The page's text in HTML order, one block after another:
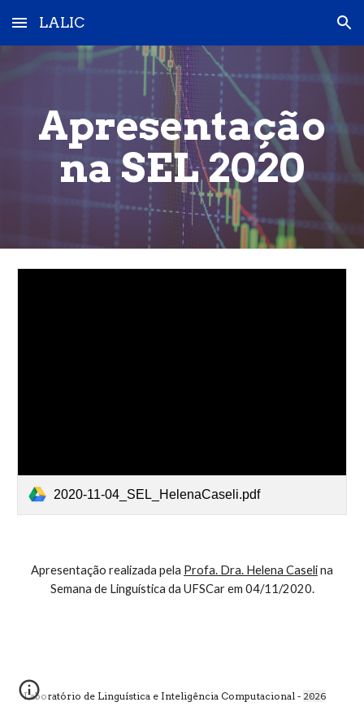
Skip to main content Skip to navigation
LALIC
Apresentação
na SEL 2020
2020-11-04_SEL_HelenaCaseli.pdf
Apresentação realizada pela Profa. Dra. Helena Caselina
Semana de Linguística da UFSCar em 04/11/2020.
Laboratório de Linguística e Inteligência Computacional - 2026